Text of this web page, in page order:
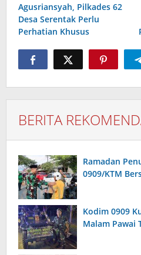
Agusriansyah, Pilkades 62
Desa Serentak Perlu
Perhatian Khusus
BERITA
Ramadan
0909/KTM
Kodim 0909
Malam Pawai